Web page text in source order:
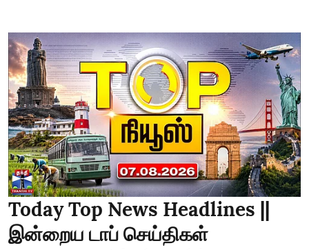
Today Top News Headlines ||
இன்றைய டாப் செய்திகள்